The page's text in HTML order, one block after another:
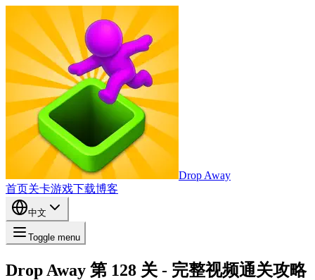
Drop Away
首页关卡游戏下载博客
中文
Toggle menu
Drop Away 第 128 关 - 完整视频通关攻略